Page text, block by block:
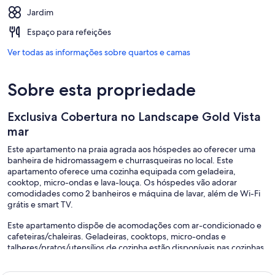
Jardim
Espaço para refeições
Ver todas as informações sobre quartos e camas
Sobre esta propriedade
Exclusiva Cobertura no Landscape Gold Vista
mar
Este apartamento na praia agrada aos hóspedes ao oferecer uma
banheira de hidromassagem e churrasqueiras no local. Este
apartamento oferece uma cozinha equipada com geladeira,
cooktop, micro-ondas e lava-louça. Os hóspedes vão adorar
comodidades como 2 banheiros e máquina de lavar, além de Wi-Fi
grátis e smart TV.
Este apartamento dispõe de acomodações com ar-condicionado e
cafeteiras/chaleiras. Geladeiras, cooktops, micro-ondas e
talheres/pratos/utensílios de cozinha estão disponíveis nas cozinhas.
Este apartamento em Fortaleza dispõe de Wi-Fi grátis. Os quartos